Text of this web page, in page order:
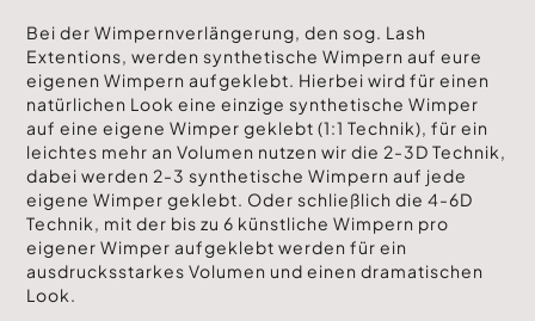
Bei der Wimpernverlängerung, den sog. Lash
Extentions, werden synthetische Wimpern auf eure
eigenen Wimpern aufgeklebt. Hierbei wird für einen
natürlichen Look eine einzige synthetische Wimper
auf eine eigene Wimper geklebt (1:1 Technik), für ein
leichtes mehr an Volumen nutzen wir die 2-3D Technik,
dabei werden 2-3 synthetische Wimpern auf jede
eigene Wimper geklebt. Oder schließlich die 4-6D
Technik, mit der bis zu 6 künstliche Wimpern pro
eigener Wimper aufgeklebt werden für ein
ausdrucksstarkes Volumen und einen dramatischen
Look.